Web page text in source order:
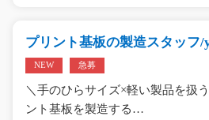
プリント基板の製造スタッフ/
NEW 急募
＼手のひらサイズ×軽い製品を扱
ント基板を製造する…